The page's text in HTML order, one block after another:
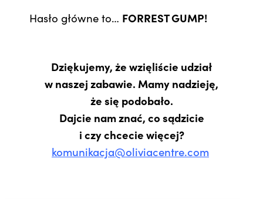
Hasło główne to… FORREST GUMP!
Dziękujemy, że wzięliście udział
w naszej zabawie. Mamy nadzieję,
że się podobało.
Dajcie nam znać, co sądzicie
i czy chcecie więcej?
komunikacja@oliviacentre.com